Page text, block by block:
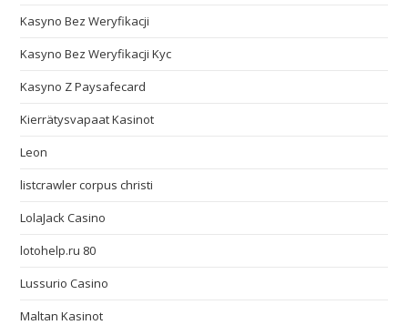
Kasyno Bez Weryfikacji
Kasyno Bez Weryfikacji Kyc
Kasyno Z Paysafecard
Kierrätysvapaat Kasinot
Leon
listcrawler corpus christi
LolaJack Casino
lotohelp.ru 80
Lussurio Casino
Maltan Kasinot